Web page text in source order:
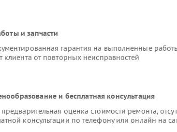
и запчасти
гарантия на выполненные
клиента от повторных неисправностей
и бесплатная консультация
оценка стоимости ремонта,
консультации по телефону или онлайн на